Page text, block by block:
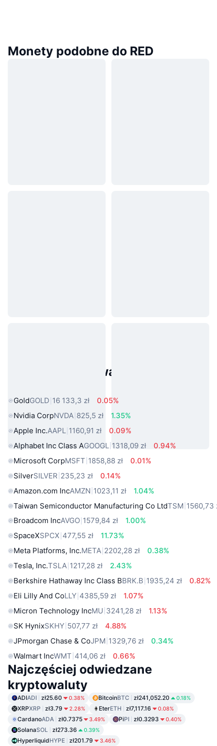
Monety podobne do RED
Popularne aktywa ze świata
GoldGOLD 16 133,3 zł
0.05%
Nvidia CorpNVDA 825,5 zł
1.35%
Apple Inc.AAPL 1160,91 zł
0.09%
Alphabet Inc Class AGOOGL 1318,09 zł
0.94%
Microsoft CorpMSFT 1858,88 zł
0.01%
SilverSILVER 235,23 zł
0.14%
Amazon.com IncAMZN 1023,11 zł
1.04%
Taiwan Semiconductor Manufacturing Co LtdTSM 1560,73
Broadcom IncAVGO 1579,84 zł
1.00%
SpaceXSPCX 477,55 zł
11.73%
Meta Platforms, Inc.META 2202,28 zł
0.38%
Tesla, Inc.TSLA 1217,28 zł
2.43%
Berkshire Hathaway Inc Class BBRK.B 1935,24 zł
0.82%
Eli Lilly And CoLLY 4385,59 zł
1.07%
Micron Technology IncMU 3241,28 zł
1.13%
SK HynixSKHY 507,77 zł
4.88%
JPmorgan Chase & CoJPM 1329,76 zł
0.34%
Walmart IncWMT 414,06 zł 0.66%
Najczęściej odwiedzane
kryptowaluty
ADIADI zł25.60 0.38% BitcoinBTC zł241,052.20 0.18%
XRPXRP zł3.79 2.28% EterETH zł7,117.16 0.08%
CardanoADA zł0.7375 3.49% PiPI zł0.3293 0.40%
SolanaSOL zł273.36 0.39%
HyperliquidHYPE zł201.79 3.46%